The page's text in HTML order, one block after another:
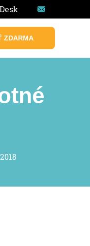
ZDARMA